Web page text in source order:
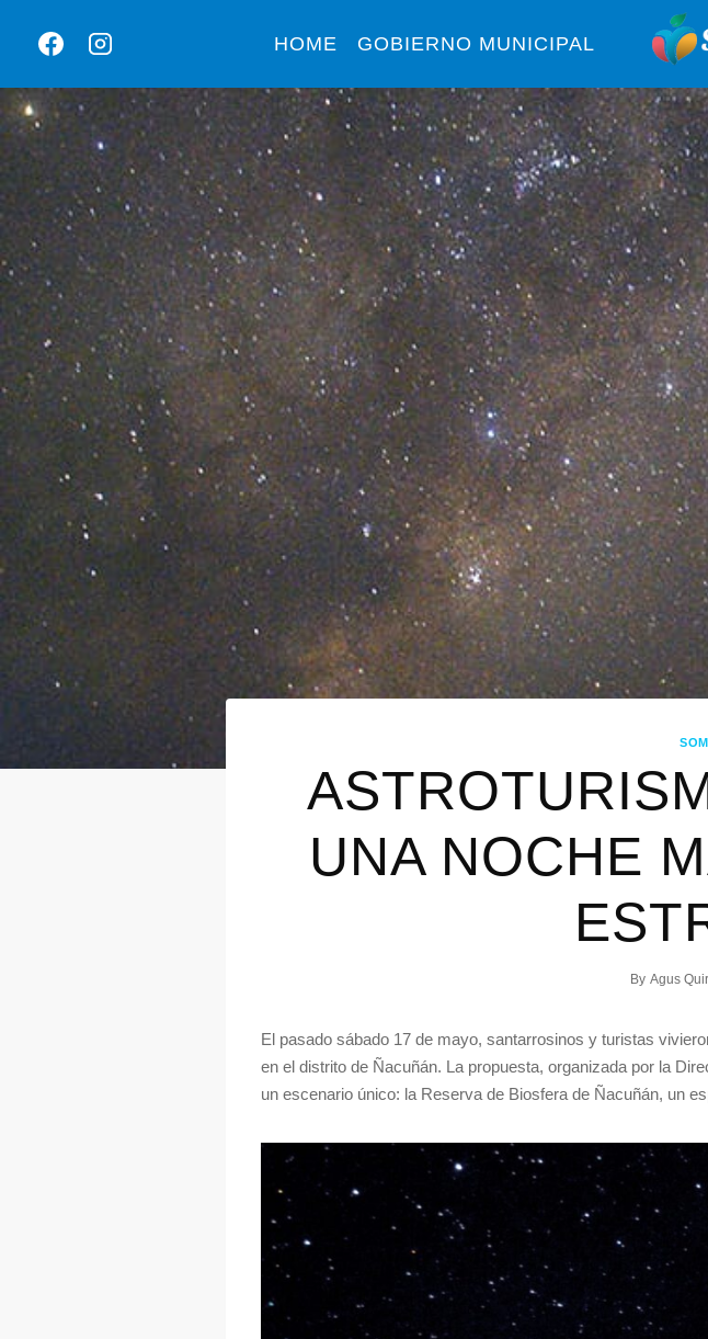
HOME GOBIERNO MUNICIPAL
UNA NOCHE
By Agus
El pasado sábado 17 de mayo, santarrosinos y turistas
en el distrito de Ñacuñán. La propuesta, organizada por la
un escenario único: la Reserva de Biosfera de Ñacuñán, un